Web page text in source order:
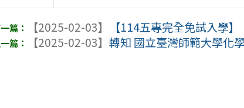
【2025-02-03】
【114五專完全免試入學】
【2025-02-03】轉知 國立臺灣師範大學化